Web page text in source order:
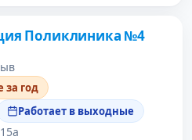
Поликлиника №4
за год
Работает в выходные